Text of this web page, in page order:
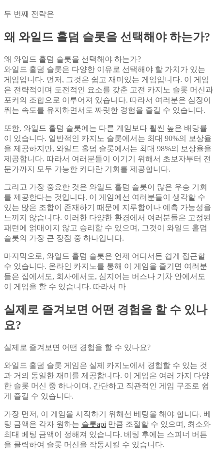
두 번째 전략은
왜 와일드 홀덤 슬롯을 선택해야 하는가?
왜 와일드 홀덤 슬롯을 선택해야 하는가?
와일드 홀덤 슬롯은 다양한 이유로 선택해야 할 가치가 있는
게임입니다. 먼저, 그것은 쉽고 재미있는 게임입니다. 이 게임
은 전략적이며 도전적인 요소를 갖춘 고전 카지노 슬롯 머신과
포커의 조합으로 이루어져 있습니다. 따라서 여러분은 심장이
뛰는 속도를 유지하면서도 짜릿한 경험을 즐길 수 있습니다.
또한, 와일드 홀덤 슬롯에는 다른 게임보다 훨씬 높은 배당률
이 있습니다. 일반적인 카지노 슬롯에서는 최대 90%의 보상율
을 제공하지만, 와일드 홀덤 슬롯에서는 최대 98%의 보상율을
제공합니다. 따라서 여러분들이 이기기 위해서 초보자부터 전
문가까지 모두 가능한 커다란 기회를 제공합니다.
그리고 가장 중요한 것은 와일드 홀덤 슬롯이 많은 우승 기회
를 제공한다는 것입니다. 이 게임에선 여러분들이 생각할 수
있는 많은 조합이 존재하기 때문에 지루함이나 예측 가능성을
느끼지 않습니다. 이러한 다양한 환경에서 여러분들은 고정된
패턴에 얽매이지 않고 승리할 수 있으며, 그것이 와일드 홀덤
슬롯의 가장 큰 장점 중 하나입니다.
마지막으로, 와일드 홀덤 슬롯은 언제 어디서든 쉽게 접근할
수 있습니다. 온라인 카지노를 통해 이 게임을 즐기면 여러분
들은 집에서도, 회사에서도, 심지어는 버스나 기차 안에서도
이 게임을 할 수 있습니다. 따라서 마
실제로 즐겨보면 어떤 경험을 할 수 있나
요?
실제로 즐겨보면 어떤 경험을 할 수 있나요?
와일드 홀덤 슬롯 게임은 실제 카지노에서 경험할 수 있는 것
과 거의 동일한 재미를 제공합니다. 이 게임은 여러 가지 다양
한 슬롯 머신 중 하나이며, 간단하고 직관적인 게임 구조로 쉽
게 즐길 수 있습니다.
가장 먼저, 이 게임을 시작하기 위해선 베팅을 해야 합니다. 베
팅 금액은 각자 원하는 슬롯api 만큼 조절할 수 있으며, 최소와
최대 베팅 금액이 정해져 있습니다. 베팅 후에는 스피너 버튼
을 클릭하여 슬롯 머신을 작동시킬 수 있습니다.